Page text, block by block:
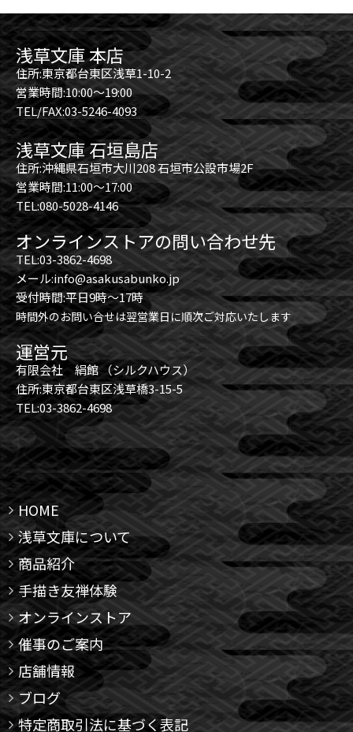
浅草文庫 本店
住所:東京都台東区浅草1-10-2
営業時間:10:00～19:00
TEL/FAX:03-5246-4093
浅草文庫 石垣島店
住所:沖縄県石垣市大川208 石垣市公設市場2F
営業時間:11:00～17:00
TEL:080-5028-4146
オンラインストアの問い合わせ先
TEL:03-3862-4698
メール:info@asakusabunko.jp
受付時間:平日9時～17時
時間外のお問い合せは翌営業日に順次ご対応いたします
運営元
有限会社 絹館 （シルクハウス）
住所:東京都台東区浅草橋3-15-5
TEL:03-3862-4698
HOME
浅草文庫について
商品紹介
手描き友禅体験
オンラインストア
催事のご案内
店舗情報
ブログ
特定商取引法に基づく表記